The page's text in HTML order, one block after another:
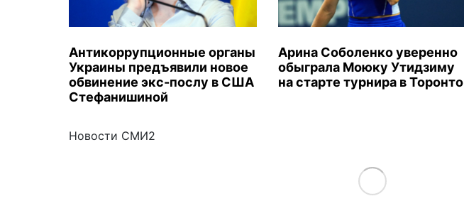
Антикоррупционные органы
Украины предъявили новое
обвинение экс-послу в США
Стефанишиной
Арина Соболенко уверенно
обыграла Моюку Утидзиму
на старте турнира в Торонто
Новости СМИ2
Load More